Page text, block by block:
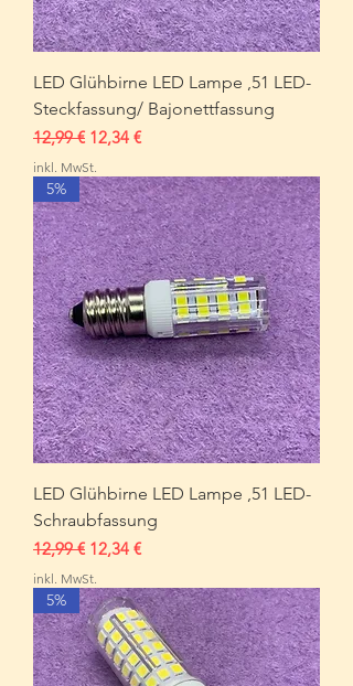
LED Glühbirne LED Lampe ,51 LED-
Steckfassung/ Bajonettfassung
Standardpreis
12,99 € Sale-Preis
12,34 €
inkl. MwSt.
5%
LED Glühbirne LED Lampe ,51 LED-
Schraubfassung
Standardpreis
12,99 € Sale-Preis
12,34 €
inkl. MwSt.
5%